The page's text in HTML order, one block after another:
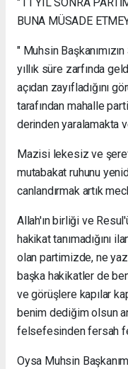
BUNA MÜSADE
" Muhsin
yıllık süre zarfında
açıdan zayıfladığını
tarafından mahalle
derinden yaralamakta
Mazisi lekesiz ve
mutabakat ruhunu
canlandırmak artık
Allah'ın birliği ve
hakikat tanımadığını
olan partimizde, ne
başka hakikatler de
ve görüşlere kapılar
benim dediğim olsun
felsefesinden fersah
Oysa Muhsin